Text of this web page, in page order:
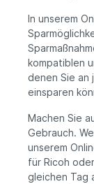
In unserem
kompatiblen
denen Sie an
einsparen
Machen Sie
Gebrauch.
unserem
für Ricoh
gleichen Tag